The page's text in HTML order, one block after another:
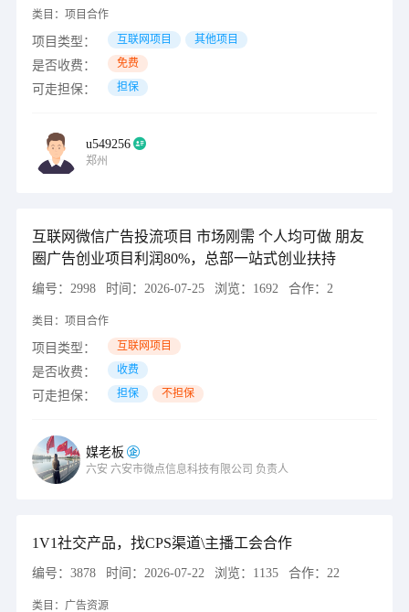
类目： 项目合作
项目类型： 互联网项目 其他项目
是否收费： 免费
可走担保： 担保
u549256
郑州
互联网微信广告投流项目 市场刚需 个人均可做 朋友
圈广告创业项目利润80%，总部一站式创业扶持
编号： 2998 时间： 2026-07-25 浏览： 1692 合作： 2
类目： 项目合作
项目类型： 互联网项目
是否收费： 收费
可走担保： 担保 不担保
媒老板
六安 六安市微点信息科技有限公司 负责人
1V1社交产品，找CPS渠道\主播工会合作
编号： 3878 时间： 2026-07-22 浏览： 1135 合作： 22
类目： 广告资源